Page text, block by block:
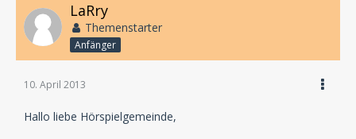
LaRry
Themenstarter
Anfänger
10. April 2013
Hallo liebe Hörspielgemeinde,